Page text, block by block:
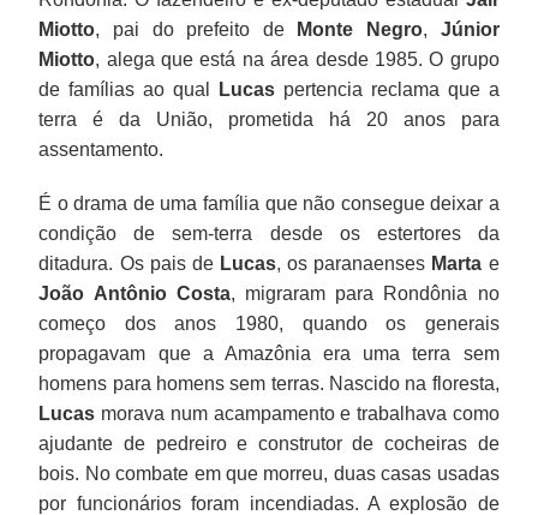
Miotto, pai do prefeito de Monte Negro, Júnior
Miotto, alega que está na área desde 1985. O grupo
de famílias ao qual
Lucas pertencia reclama que a
terra é da União, prometida há 20 anos para
assentamento.
É o drama de uma família que não consegue deixar a
condição de sem-terra desde os estertores da
ditadura. Os pais de Lucas, os paranaenses Marta e
João Antônio Costa, migraram para Rondônia no
começo dos anos 1980, quando os generais
propagavam que a Amazônia era uma terra sem
homens para homens sem terras. Nascido na floresta,
Lucas morava num acampamento e trabalhava como
ajudante de pedreiro e construtor de cocheiras de
bois. No combate em que morreu, duas casas usadas
por funcionários foram incendiadas. A explosão de